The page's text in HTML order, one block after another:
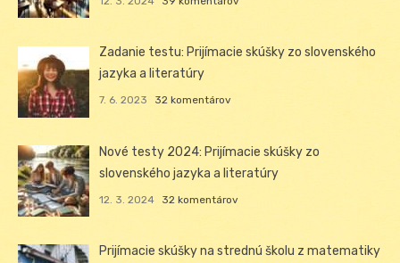
Zadanie testu: Prijímacie skúšky zo slovenského
jazyka a literatúry
7. 6. 2023 32 komentárov
Nové testy 2024: Prijímacie skúšky zo
slovenského jazyka a literatúry
12. 3. 2024 32 komentárov
Prijímacie skúšky na strednú školu z matematiky